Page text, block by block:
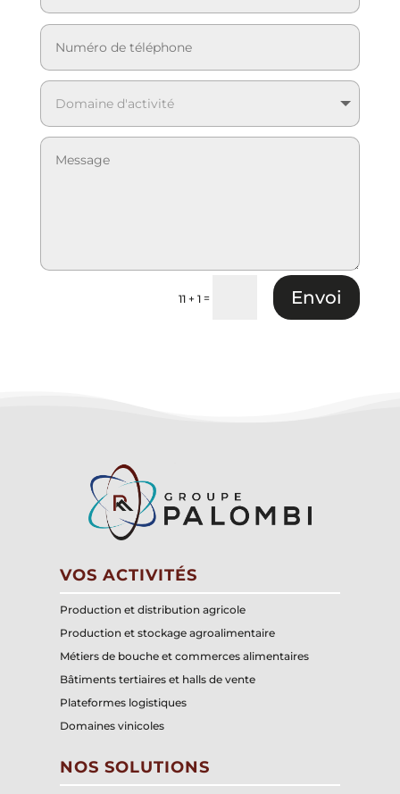
11 + 1 = Envoi
VOS ACTIVITÉS
Production et distribution agricole
Production et stockage agroalimentaire
Métiers de bouche et commerces alimentaires
Bâtiments tertiaires et halls de vente
Plateformes logistiques
Domaines vinicoles
NOS SOLUTIONS